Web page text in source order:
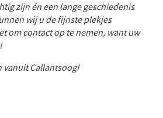
zijn én een lange geschiedenis
wij u de fijnste plekjes
om contact op te nemen, want uw
vanuit Callantsoog!